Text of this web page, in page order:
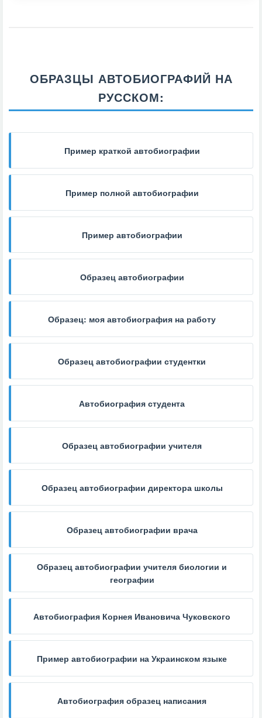
ОБРАЗЦЫ АВТОБИОГРАФИЙ НА
РУССКОМ:
Пример краткой автобиографии
Пример полной автобиографии
Пример автобиографии
Образец автобиографии
Образец: моя автобиография на работу
Образец автобиографии студентки
Автобиография студента
Образец автобиографии учителя
Образец автобиографии директора школы
Образец автобиографии врача
Образец автобиографии учителя биологии и
географии
Автобиография Корнея Ивановича Чуковского
Пример автобиографии на Украинском языке
Автобиография образец написания